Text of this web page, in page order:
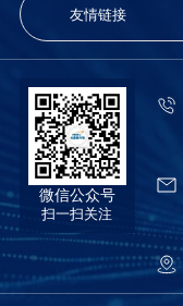
友情链接
微信公众号
扫一扫关注